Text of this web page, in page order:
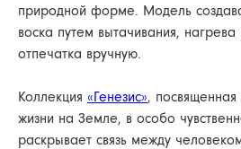
природной форме. Модель
воска путем вытачивания,
отпечатка вручную.
Коллекция «Генезис»,
жизни на Земле, в особо
раскрывает связь между